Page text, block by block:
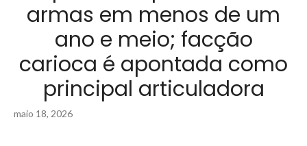
armas em menos de um
ano e meio; facção
carioca é apontada como
principal articuladora
maio 18, 2026